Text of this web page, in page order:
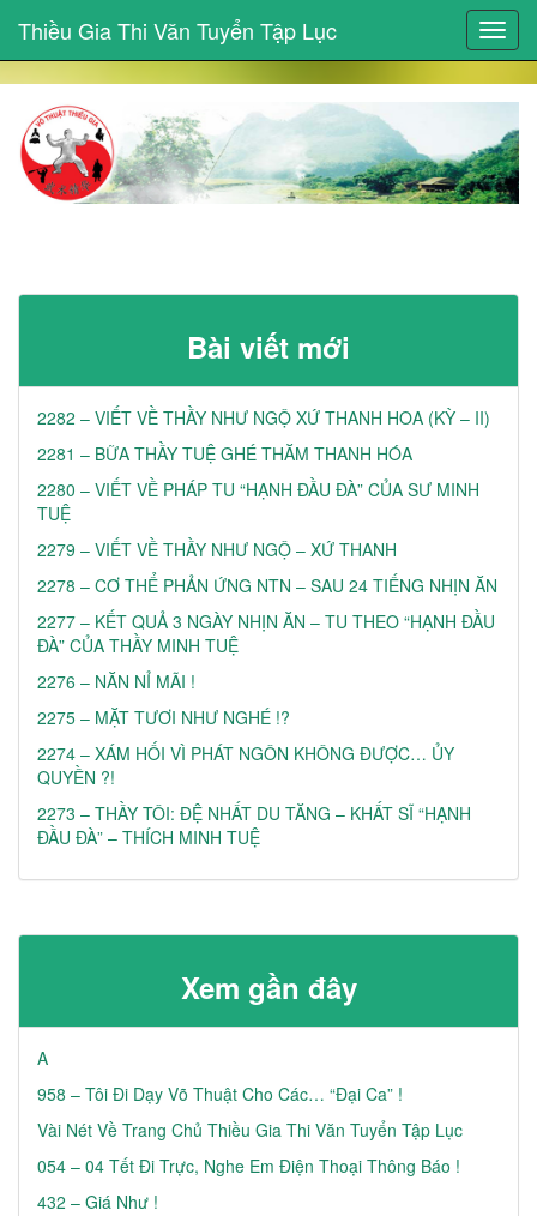
Thiều Gia Thi Văn Tuyển Tập Lục
Bài viết mới
2282 – VIẾT VỀ THẦY NHƯ NGỘ XỨ THANH HOA (KỲ – II)
2281 – BỮA THẦY TUỆ GHÉ THĂM THANH HÓA
2280 – VIẾT VỀ PHÁP TU “HẠNH ĐẦU ĐÀ” CỦA SƯ MINH
TUỆ
2279 – VIẾT VỀ THẦY NHƯ NGỘ – XỨ THANH
2278 – CƠ THỂ PHẢN ỨNG NTN – SAU 24 TIẾNG NHỊN ĂN
2277 – KẾT QUẢ 3 NGÀY NHỊN ĂN – TU THEO “HẠNH ĐẦU
ĐÀ” CỦA THẦY MINH TUỆ
2276 – NĂN NỈ MÃI !
2275 – MẶT TƯƠI NHƯ NGHÉ !?
2274 – XÁM HỐI VÌ PHÁT NGÔN KHÔNG ĐƯỢC… ỦY
QUYỀN ?!
2273 – THẦY TÔI: ĐỆ NHẤT DU TĂNG – KHẤT SĨ “HẠNH
ĐẦU ĐÀ” – THÍCH MINH TUỆ
Xem gần đây
A
958 – Tôi Đi Dạy Võ Thuật Cho Các… “đại Ca” !
Vài Nét Về Trang Chủ Thiều Gia Thi Văn Tuyển Tập Lục
054 – 04 Tết Đi Trực, Nghe Em Điện Thoại Thông Báo !
432 – Giá Như !